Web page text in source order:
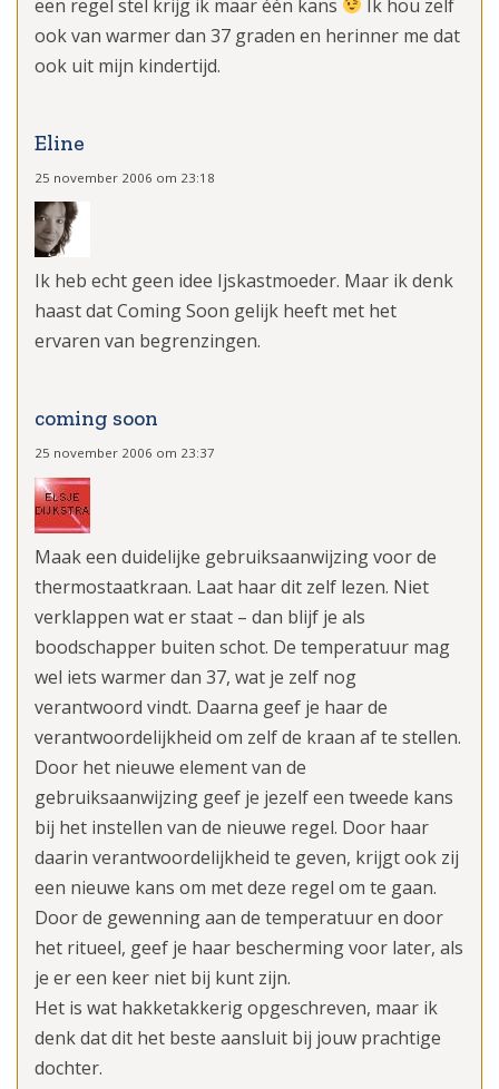
een regel stel krijg ik maar één kans
Ik hou zelf
ook van warmer dan 37 graden en herinner me dat
ook uit mijn kindertijd.
Eline
25 november 2006 om 23:18
Ik heb echt geen idee Ijskastmoeder. Maar ik denk
haast dat Coming Soon gelijk heeft met het
ervaren van begrenzingen.
coming soon
25 november 2006 om 23:37
Maak een duidelijke gebruiksaanwijzing voor de
thermostaatkraan. Laat haar dit zelf lezen. Niet
verklappen wat er staat – dan blijf je als
boodschapper buiten schot. De temperatuur mag
wel iets warmer dan 37, wat je zelf nog
verantwoord vindt. Daarna geef je haar de
verantwoordelijkheid om zelf de kraan af te stellen.
Door het nieuwe element van de
gebruiksaanwijzing geef je jezelf een tweede kans
bij het instellen van de nieuwe regel. Door haar
daarin verantwoordelijkheid te geven, krijgt ook zij
een nieuwe kans om met deze regel om te gaan.
Door de gewenning aan de temperatuur en door
het ritueel, geef je haar bescherming voor later, als
je er een keer niet bij kunt zijn.
Het is wat hakketakkerig opgeschreven, maar ik
denk dat dit het beste aansluit bij jouw prachtige
dochter.